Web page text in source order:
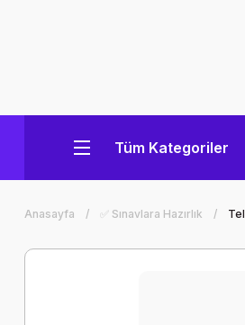
Tüm Kategoriler
Anasayfa ✅ Sınavlara Hazırlık